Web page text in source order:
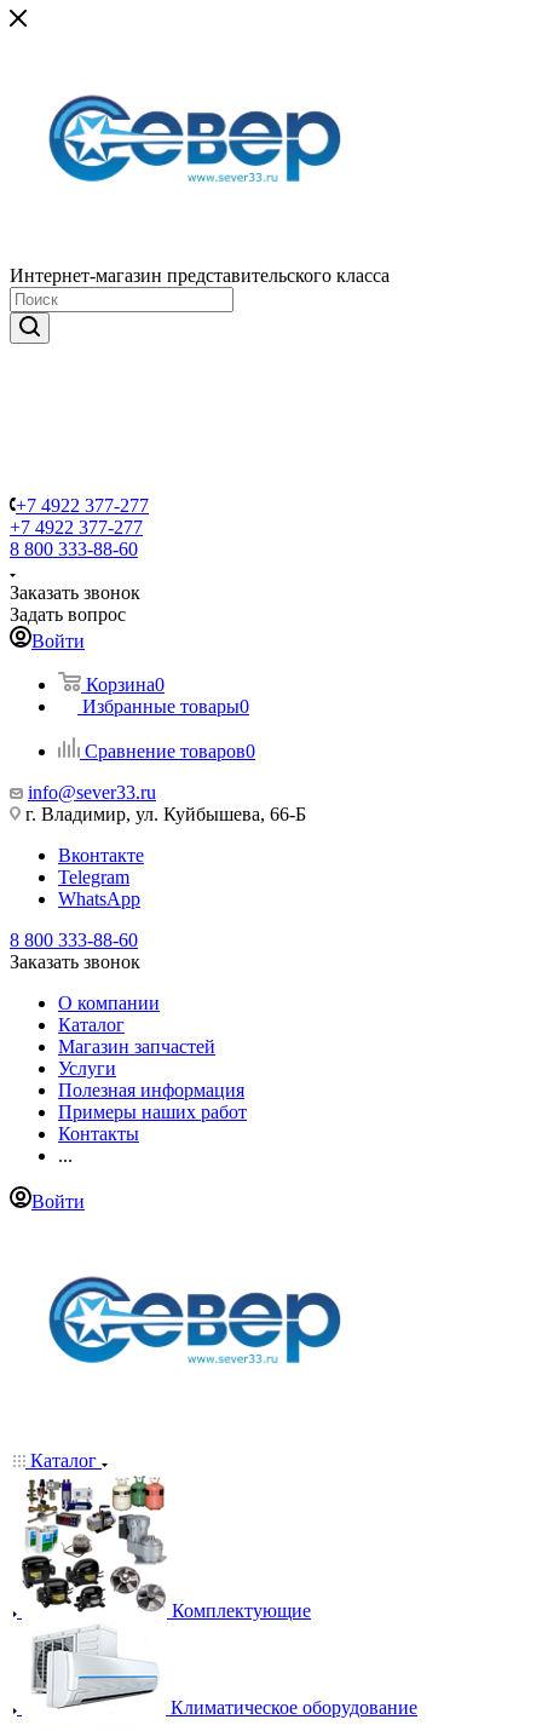
Интернет-магазин представительского класса
+7 4922 377-277
+7 4922 377-277
8 800 333-88-60
Заказать звонок
Задать вопрос
Войти
Корзина0
Избранные товары0
Сравнение товаров0
info@sever33.ru
г. Владимир, ул. Куйбышева, 66-Б
Вконтакте
Telegram
WhatsApp
8 800 333-88-60
Заказать звонок
О компании
Каталог
Магазин запчастей
Услуги
Полезная информация
Примеры наших работ
Контакты
...
Войти
Каталог
Комплектующие
Климатическое оборудование